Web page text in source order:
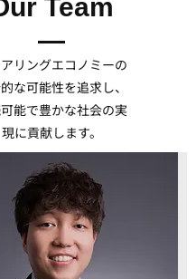
Team
リングエコノミーの
な可能性を追求し、
能で豊かな社会の実
現に貢献します。